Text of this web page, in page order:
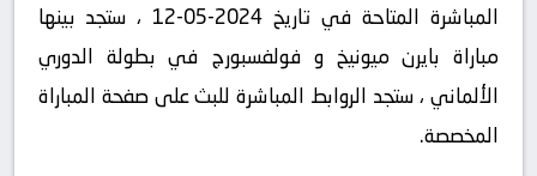
المباشرة المتاحة في تاريخ 2024-05-12 ، ستجد بينها
مباراة بايرن ميونيخ و فولفسبورج في بطولة الدوري
الألماني ، ستجد الروابط المباشرة للبث على صفحة المباراة
المخصصة.